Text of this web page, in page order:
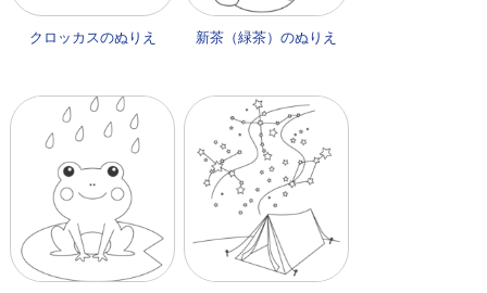
クロッカスのぬりえ 新茶（緑茶）のぬりえ